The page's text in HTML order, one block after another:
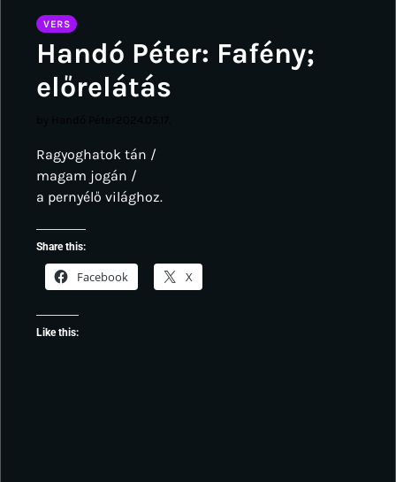
VERS
Handó Péter: Fafény;
előrelátás
Ragyoghatok tán /
magam jogán /
a pernyélő világhoz.
Share this:
Facebook X
Like this: